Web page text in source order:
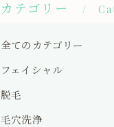
カテゴリー
全てのカテゴリー
フェイシャル
脱毛
毛穴洗浄